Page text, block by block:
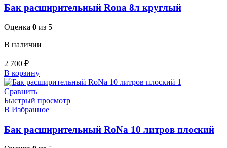
Бак расширительный Rona 8л круглый
Оценка 0 из 5
В наличии
2 700 ₽
В корзину
Сравнить
Быстрый просмотр
В Избранное
Бак расширительный RoNa 10 литров плоский